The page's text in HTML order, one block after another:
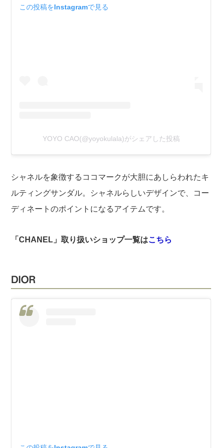
この投稿をInstagramで見る
YOYO CAO(@yoyokulala)がシェアした投稿
シャネルを象徴するココマークが大胆にあしらわれたキ
ルティングサンダル。シャネルらしいデザインで、コー
ディネートのポイントになるアイテムです。
「CHANEL」取り扱いショップ一覧はこちら
DIOR